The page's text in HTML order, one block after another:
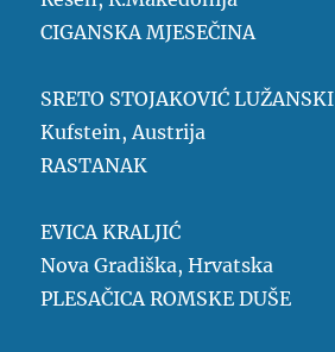
CIGANSKA MJESEČINA
SRETO STOJAKOVIĆ LUŽANSKI
Kufstein, Austrija
RASTANAK
EVICA KRALJIĆ
Nova Gradiška, Hrvatska
PLESAČICA ROMSKE DUŠE